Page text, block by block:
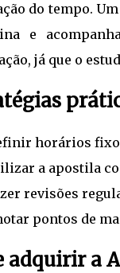
do tempo.
e
já que o
horários
a apostila
revisões
pontos de
adquirir a